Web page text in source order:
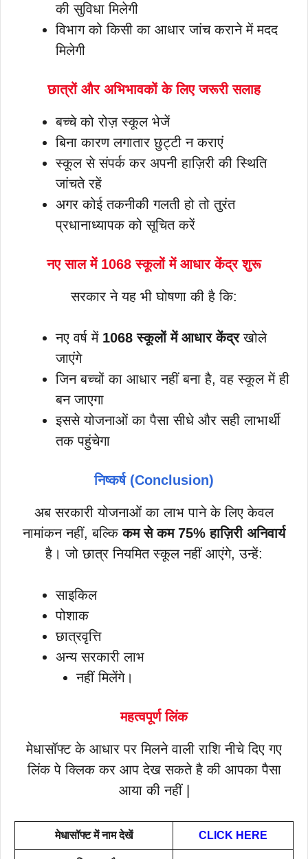
की सुविधा मिलेगी
विभाग को किसी का आधार जांच कराने में मदद
मिलेगी
छात्रों और अभिभावकों के लिए जरूरी सलाह
बच्चे को रोज़ स्कूल भेजें
बिना कारण लगातार छुट्टी न कराएं
स्कूल से संपर्क कर अपनी हाज़िरी की स्थिति
जांचते रहें
अगर कोई तकनीकी गलती हो तो तुरंत
प्रधानाध्यापक को सूचित करें
नए साल में 1068 स्कूलों में आधार केंद्र शुरू
सरकार ने यह भी घोषणा की है कि:
नए वर्ष में 1068 स्कूलों में आधार केंद्रखोले
जाएंगे
जिन बच्चों का आधार नहीं बना है, वह स्कूल में ही
बन जाएगा
इससे योजनाओं का पैसा सीधे और सही लाभार्थी
तक पहुंचेगा
निष्कर्ष (Conclusion)
अब सरकारी योजनाओं का लाभ पाने के लिए केवल
नामांकन नहीं, बल्किकम से कम 75% हाज़िरी अनिवार्य
है। जो छात्र नियमित स्कूल नहीं आएंगे, उन्हें:
साइकिल
पोशाक
छात्रवृत्ति
अन्य सरकारी लाभ
नहीं मिलेंगे।
महत्वपूर्ण लिंक
मेधासॉफ्ट के आधार पर मिलने वाली राशि नीचे दिए गए
लिंक पे क्लिक कर आप देख सकते है की आपका पैसा
आया की नहीं |
मेधासॉफ्ट में नाम देखें CLICK HERE